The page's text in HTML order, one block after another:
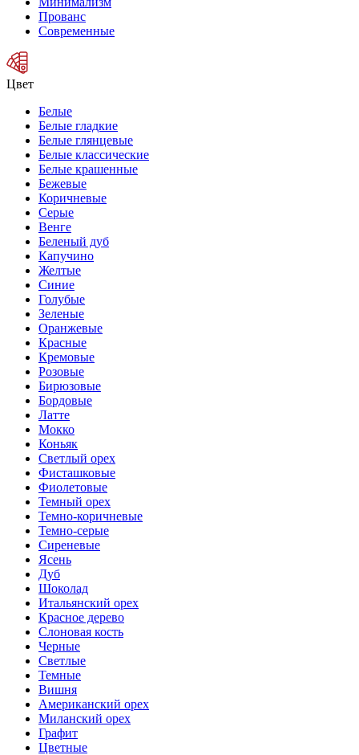
Прованс
Современные
Цвет
Белые
Белые гладкие
Белые глянцевые
Белые классические
Белые крашенные
Бежевые
Коричневые
Серые
Венге
Беленый дуб
Капучино
Желтые
Синие
Голубые
Зеленые
Оранжевые
Красные
Кремовые
Розовые
Бирюзовые
Бордовые
Латте
Мокко
Коньяк
Светлый орех
Фисташковые
Фиолетовые
Темный орех
Темно-коричневые
Темно-серые
Сиреневые
Ясень
Дуб
Шоколад
Итальянский орех
Красное дерево
Слоновая кость
Черные
Светлые
Темные
Вишня
Американский орех
Миланский орех
Графит
Цветные